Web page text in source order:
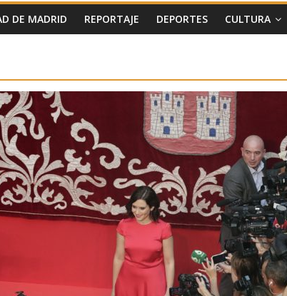
DE MADRID REPORTAJE DEPORTES CULTURA